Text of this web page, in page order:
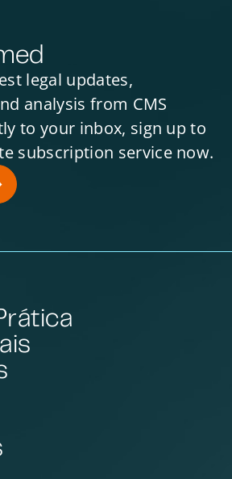
legal updates,
analysis from CMS
to your inbox, sign up to
subscription service now.